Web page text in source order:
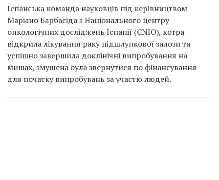
Іспанська команда науковців під керівництвом
Маріано Барбасіда з Національного центру
онкологічних досліджень Іспанії (CNIO), котра
відкрила лікування раку підшлункової залози та
успішно завершила доклінічні випробування на
мишах, змушена була звернутися по фінансування
для початку випробувань за участю людей.